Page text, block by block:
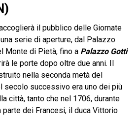
il pubblico delle Giornate
serie di aperture, dal Palazzo
Monte di Pietà, fino a Palazzo Gotti
le porte dopo oltre due anni. Il
nella seconda metà del
secolo successivo era uno dei più
città, tanto che nel 1706, durante
parte dei Francesi, il duca Vittorio